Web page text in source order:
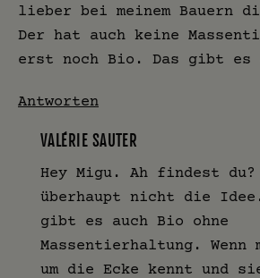
lieber bei meinem Bauern
Der hat auch keine
erst noch Bio. Das gibt es
Antworten
VALÉRIE SAUTER
Hey Migu. Ah findest
überhaupt nicht die
gibt es auch Bio ohne
Massentierhaltung. Wenn
um die Ecke kennt und